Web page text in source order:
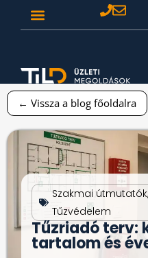
← Vissza a blog főoldalra
Szakmai útmutatók,
Tűzvédelem
Tűzriadó terv:
tartalom és